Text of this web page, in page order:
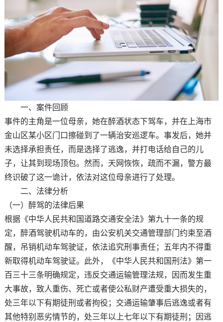
一、案件回顾
事件的主角是一位母亲，她在醉酒状态下驾车，并在上海市
金山区某小区门口擦碰到了一辆治安巡逻车。事发后，她并
未选择承担责任，而是选择了逃逸，并打电话给自己的儿
子，让其到现场顶包。然而，天网恢恢，疏而不漏，警方最
终识破了这一诡计，依法对这位母亲进行了处理。
二、法律分析
（一）醉驾的法律后果
根据《中华人民共和国道路交通安全法》第九十一条的规
定，醉酒驾驶机动车的，由公安机关交通管理部门约束至酒
醒，吊销机动车驾驶证，依法追究刑事责任；五年内不得重
新取得机动车驾驶证。此外，《中华人民共和国刑法》第一
百三十三条明确规定，违反交通运输管理法规，因而发生重
大事故，致人重伤、死亡或者使公私财产遭受重大损失的，
处三年以下有期徒刑或者拘役；交通运输肇事后逃逸或者有
其他特别恶劣情节的，处三年以上七年以下有期徒刑；因逃